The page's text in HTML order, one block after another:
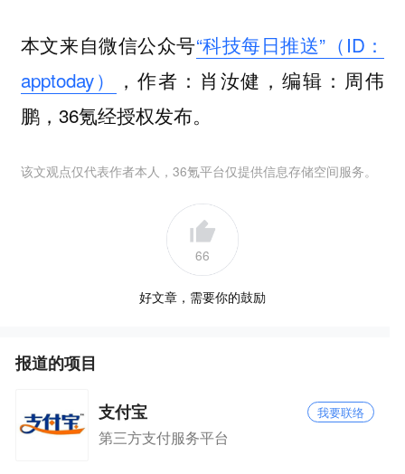
本文来自微信公众号“科技每日推送”（ID：
apptoday）
，作者：肖汝健，编辑：周伟
鹏，36氪经授权发布。
该文观点仅代表作者本人，36氪平台仅提供信息存储空间服务。
66
好文章，需要你的鼓励
报道的项目
支付宝 我要联络
第三方支付服务平台